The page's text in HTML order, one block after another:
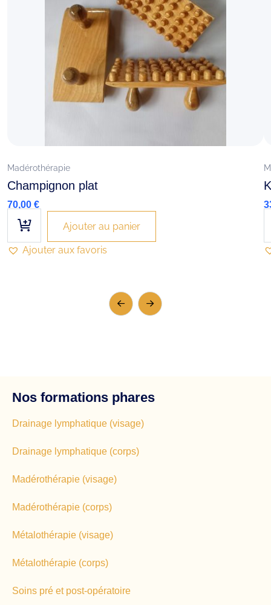
Madérothérapie
Champignon plat
70,00 €
Ajouter au panier
Ajouter aux favoris
Nos formations phares
Drainage lymphatique (visage)
Drainage lymphatique (corps)
Madérothérapie (visage)
Madérothérapie (corps)
Métalothérapie (visage)
Métalothérapie (corps)
Soins pré et post-opératoire